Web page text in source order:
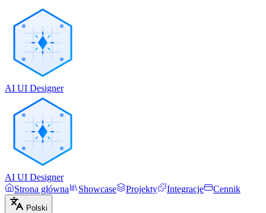
AI UI Designer
AI UI Designer
Strona główna
Showcase Projekty Integracje Cennik
Polski